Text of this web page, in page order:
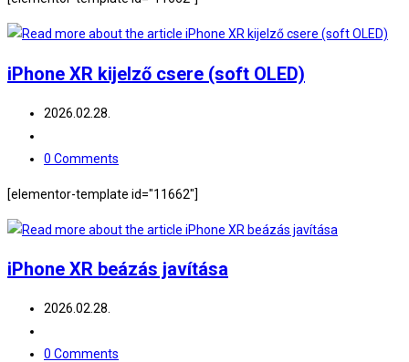
iPhone XR kijelző csere (soft OLED)
Post
2026.02.28.
category:
Post
0 Comments
[elementor-template id="11662"]
iPhone XR beázás javítása
Post
2026.02.28.
category:
Post
0 Comments